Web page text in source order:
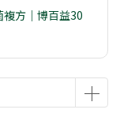
方｜博百益30